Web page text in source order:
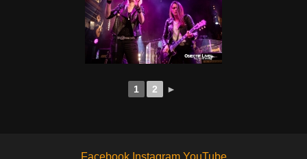
1 2 ►
Facebook Instagram YouTube